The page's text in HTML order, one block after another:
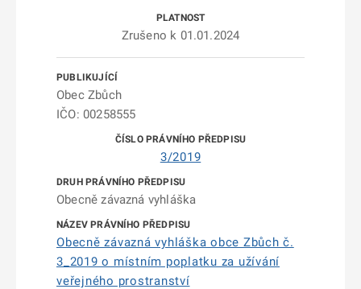
Zrušeno k 01.01.2024
Obec Zbůch
IČO: 00258555
3/2019
Obecně závazná vyhláška
Obecně závazná vyhláška obce Zbůch č.
3_2019 o místním poplatku za užívání
veřejného prostranství